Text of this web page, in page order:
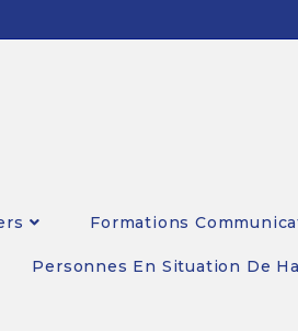
Formations
Personnes En Situation De